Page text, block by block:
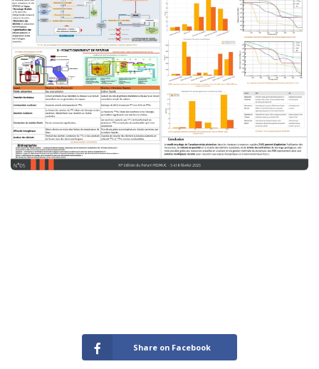
Share on Facebook